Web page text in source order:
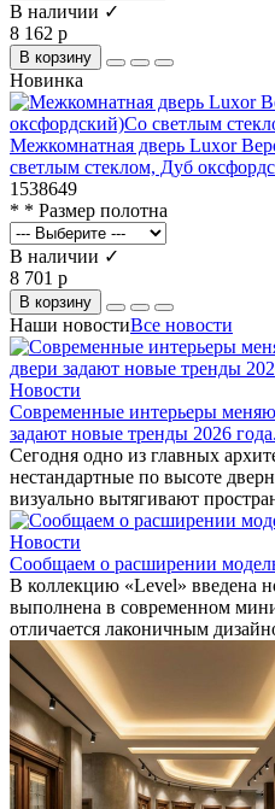
В наличии ✓
8 162 р
В корзину
Новинка
Межкомнатная дверь Luxor
светлым стеклом, Дуб
1538649
* * Размер полотна
В наличии ✓
8 701 р
В корзину
Наши новостиВсе новости
Новости
Современные интерьеры
задают новые тренды 2026 года.
Сегодня одно из главных
нестандартные по высоте
визуально вытягивают
Новости
Сообщаем о расширении
В коллекцию «Level» введена
выполнена в современном
отличается лаконичным